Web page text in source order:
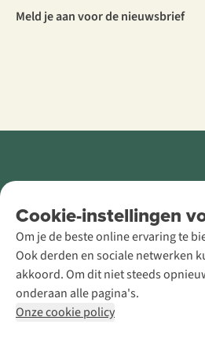
Cookie-instellingen
Om je de beste online ervaring te
Ook derden en sociale netwerken
akkoord. Om dit niet steeds
onderaan alle pagina's.
Onze cookie policy
Meld je aan voor de nieuwsbrief
Retail Concepts
NV,
Smallandlaan
9, B-2660
Hoboken
+32 (0)3 828
30 15